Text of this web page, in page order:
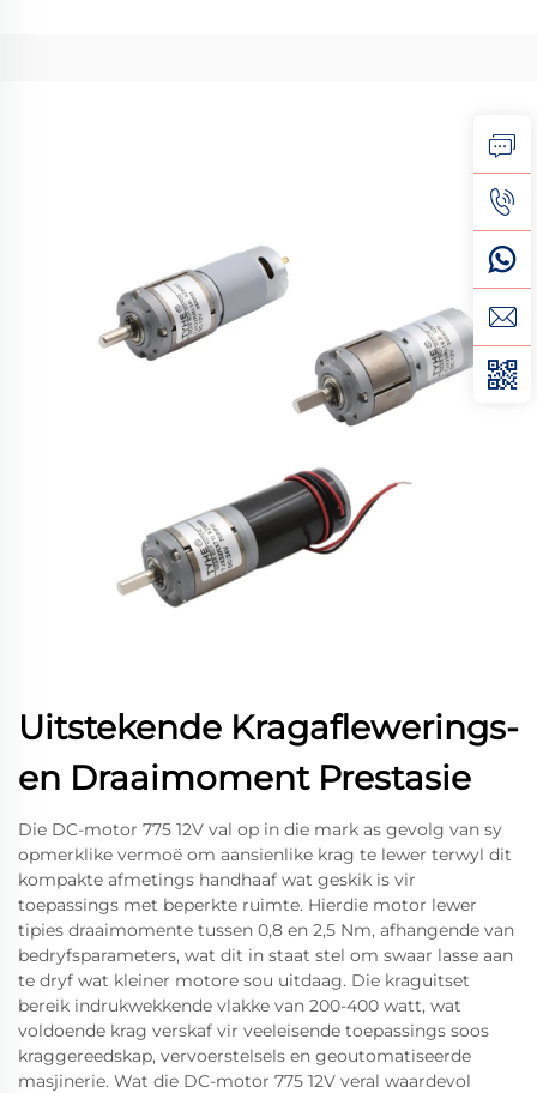
Uitstekende Kragaflewerings-
en Draaimoment Prestasie
Die DC-motor 775 12V val op in die mark as gevolg van sy
opmerklike vermoë om aansienlike krag te lewer terwyl dit
kompakte afmetings handhaaf wat geskik is vir
toepassings met beperkte ruimte. Hierdie motor lewer
tipies draaimomente tussen 0,8 en 2,5 Nm, afhangende van
bedryfsparameters, wat dit in staat stel om swaar lasse aan
te dryf wat kleiner motore sou uitdaag. Die kraguitset
bereik indrukwekkende vlakke van 200-400 watt, wat
voldoende krag verskaf vir veeleisende toepassings soos
kraggereedskap, vervoerstelsels en geoutomatiseerde
masjinerie. Wat die DC-motor 775 12V veral waardevol